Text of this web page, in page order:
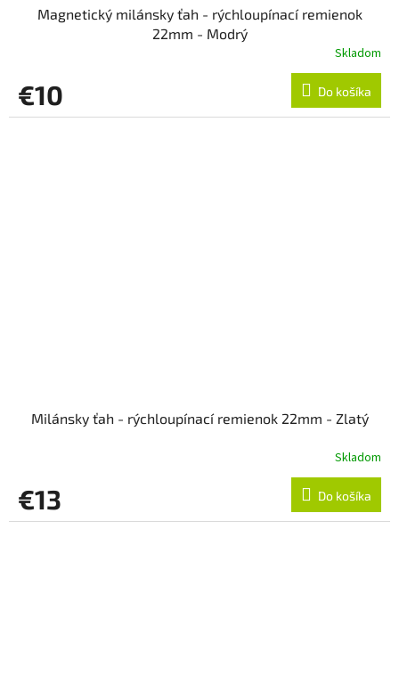
Magnetický milánsky ťah - rýchloupínací remienok
22mm - Modrý
Skladom
€10 Do košíka
Milánsky ťah - rýchloupínací remienok 22mm - Zlatý
Skladom
€13 Do košíka